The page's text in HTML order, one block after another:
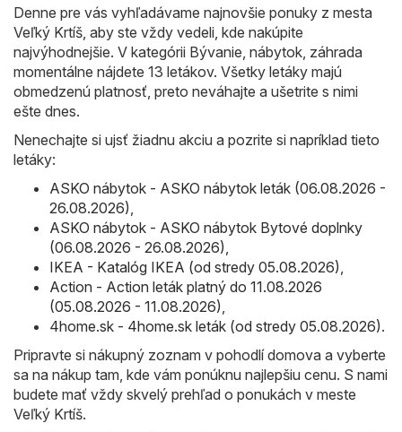
Denne pre vás vyhľadávame najnovšie ponuky z mesta
Veľký Krtíš, aby ste vždy vedeli, kde nakúpite
najvýhodnejšie. V kategórii Bývanie, nábytok, záhrada
momentálne nájdete 13 letákov. Všetky letáky majú
obmedzenú platnosť, preto neváhajte a ušetrite s nimi
ešte dnes.
Nenechajte si ujsť žiadnu akciu a pozrite si napríklad tieto
letáky:
ASKO nábytok - ASKO nábytok leták (06.08.2026 -
26.08.2026),
ASKO nábytok - ASKO nábytok Bytové doplnky
(06.08.2026 - 26.08.2026),
IKEA - Katalóg IKEA (od stredy 05.08.2026),
Action - Action leták platný do 11.08.2026
(05.08.2026 - 11.08.2026),
4home.sk - 4home.sk leták (od stredy 05.08.2026).
Pripravte si nákupný zoznam v pohodlí domova a vyberte
sa na nákup tam, kde vám ponúknu najlepšiu cenu. S nami
budete mať vždy skvelý prehľad o ponukách v meste
Veľký Krtíš.